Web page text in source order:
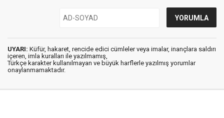
UYARI: Küfür, hakaret, rencide edici cümleler veya imalar, inançlara saldırı
içeren, imla kuralları ile yazılmamış,
Türkçe karakter kullanılmayan ve büyük harflerle yazılmış yorumlar
onaylanmamaktadır.